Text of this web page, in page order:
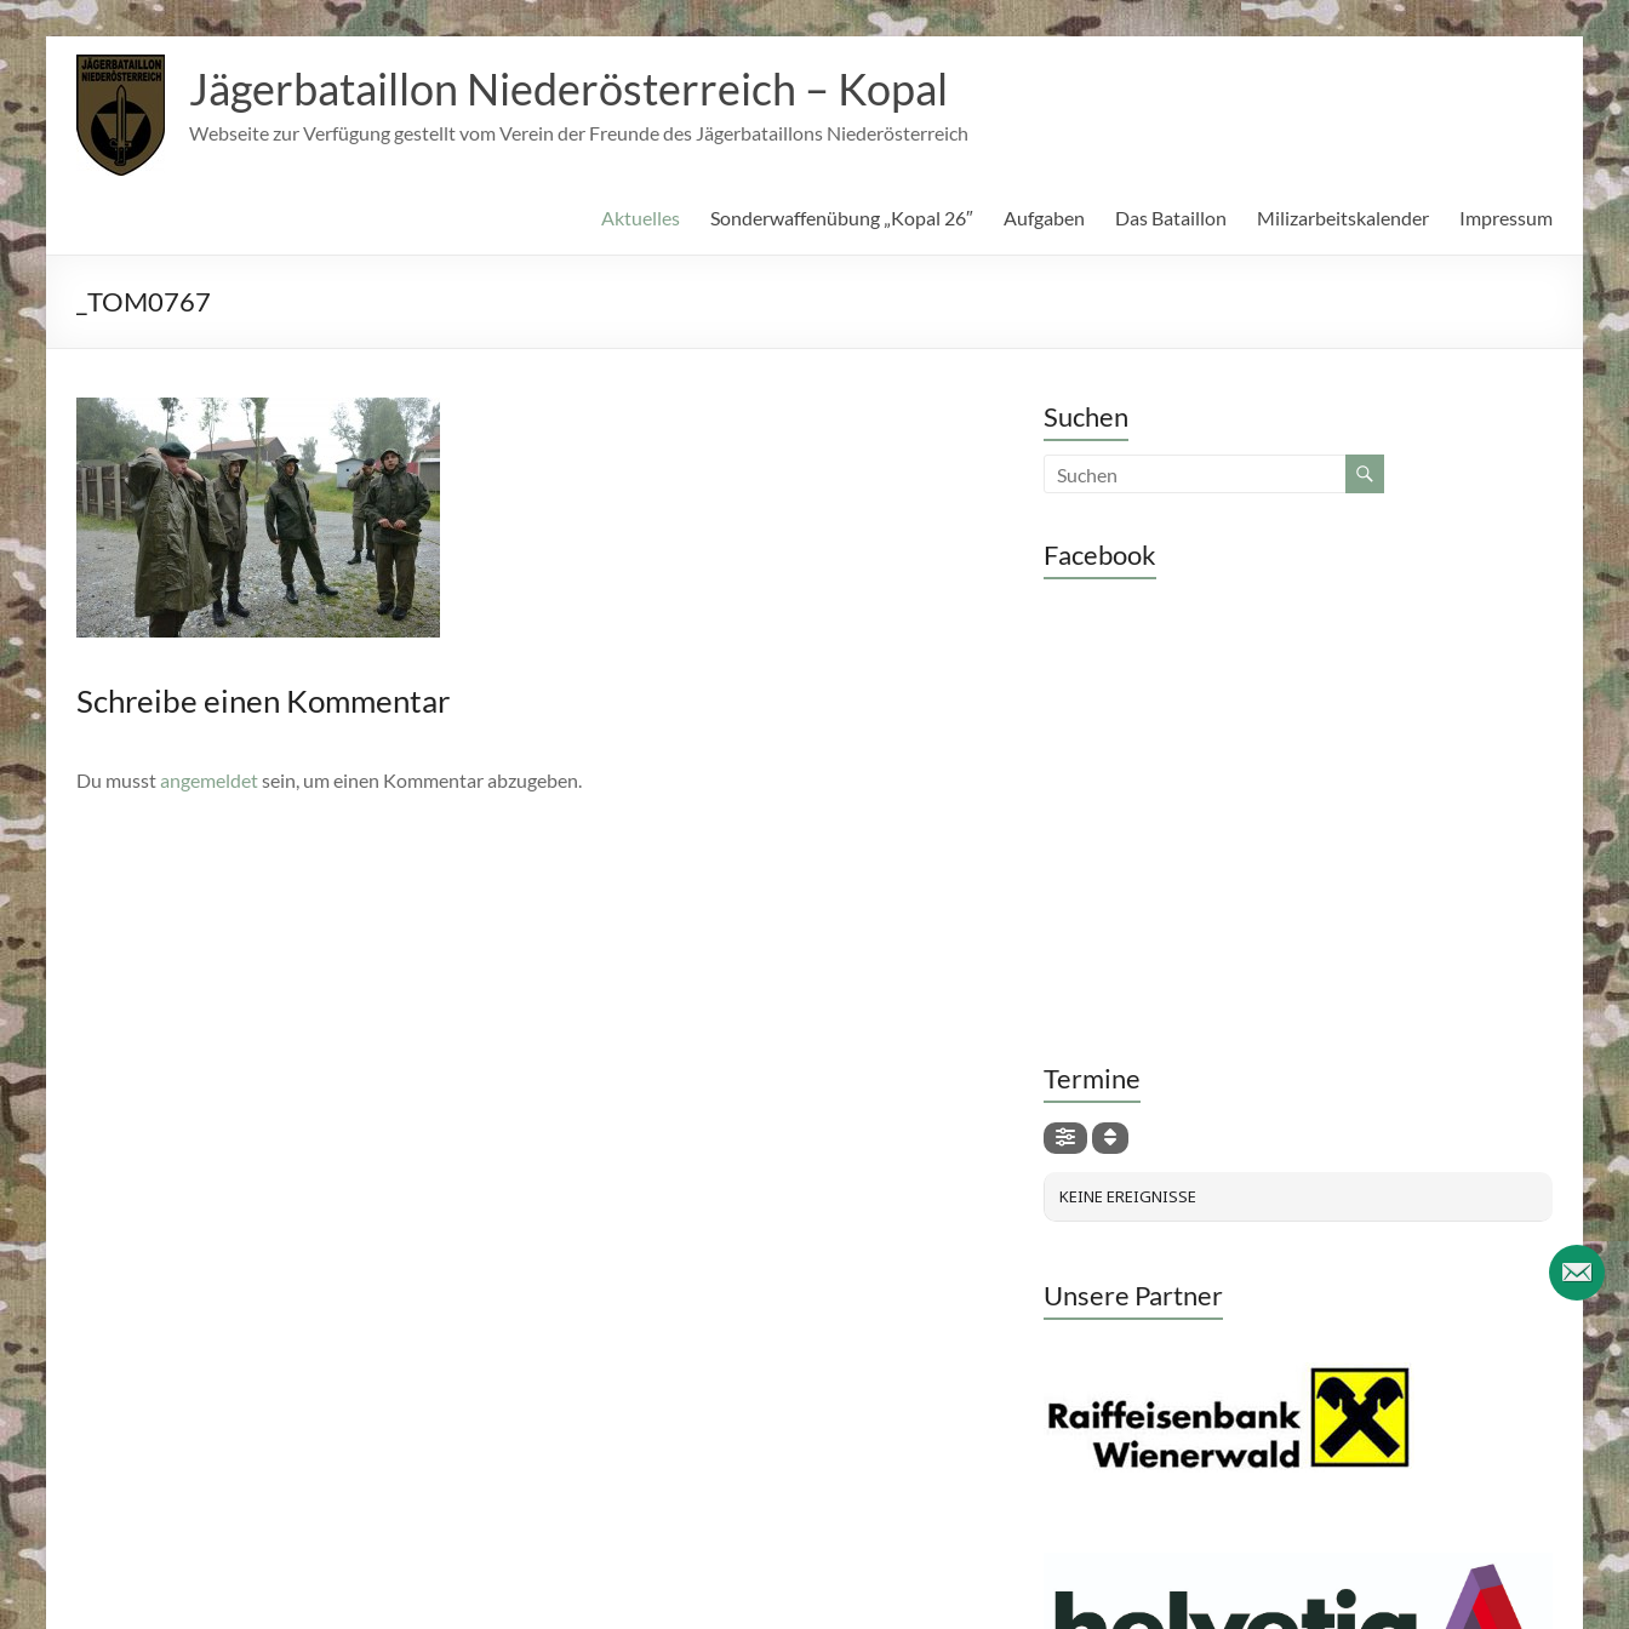
Inhalt
springen
Jägerbataillon Niederösterreich – Kopal
Webseite zur Verfügung gestellt vom Verein der Freunde des Jägerbataillons Niederösterreich
Aktuelles Sonderwaffenübung „Kopal 26″ Aufgaben Das Bataillon Milizarbeitskalender Impressum
_TOM0767
Schreibe einen Kommentar
Du musstangemeldetsein, um einen Kommentar abzugeben.
Suchen
Facebook
Termine
KEINE EREIGNISSE
Unsere Partner